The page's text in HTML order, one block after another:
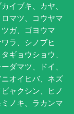
イブキ、カヤ、
マツ、コウヤマ
ガ、ゴヨウマ
ラ、シノブヒ
ギョウショウ、
ダマツ、ドイ、
オイヒバ、ネズ
ャクシン、ヒノ
ノキ、ラカンマ